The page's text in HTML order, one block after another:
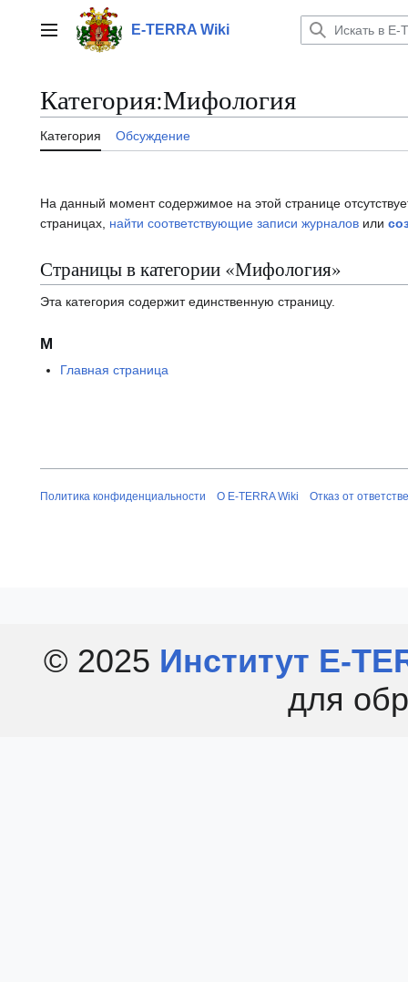
содержаниюГлавное менюE-TERRA Wiki
Категория:Мифология
Категория Обсуждение
На данный момент содержимое на этой странице
страницах, найти соответствующие записи журналов или
Страницы в категории «Мифология»
Эта категория содержит единственную страницу.
М
Главная страница
Политика конфиденциальности О E-TERRA Wiki Отказ от
© 2025 Институт E-
для